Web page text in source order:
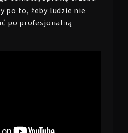
po to, żeby ludzie nie
po profesjonalną